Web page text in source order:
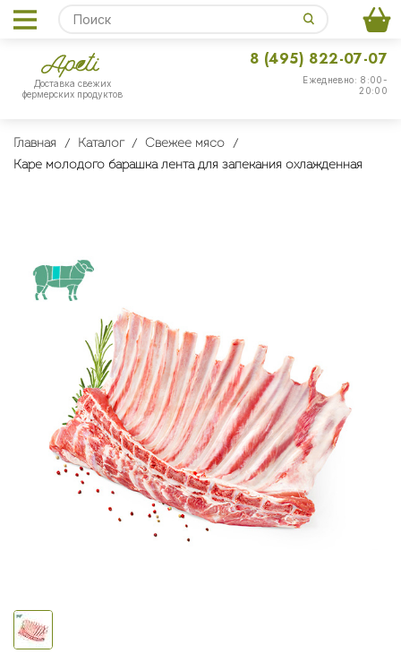
Доставка свежих
фермерских продуктов
Ежедневно: 8:00-
20:00
8 (495) 822-07-07
Главная Каталог
Свежее мясо
Каре молодого барашка лента для запекания охлажденная